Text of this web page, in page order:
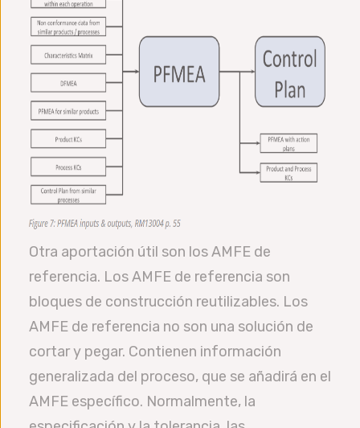
Otra aportación útil son los AMFE de
referencia. Los AMFE de referencia son
bloques de construcción reutilizables. Los
AMFE de referencia no son una solución de
cortar y pegar. Contienen información
generalizada del proceso, que se añadirá en el
AMFE específico. Normalmente, la